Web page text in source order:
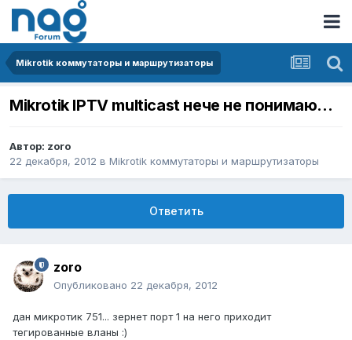
Mikrotik коммутаторы и маршрутизаторы
Mikrotik IPTV multicast нече не понимаю...
Автор: zoro
22 декабря, 2012 в Mikrotik коммутаторы и маршрутизаторы
Ответить
zoro
Опубликовано 22 декабря, 2012
дан микротик 751... зернет порт 1 на него приходит
тегированные вланы :)